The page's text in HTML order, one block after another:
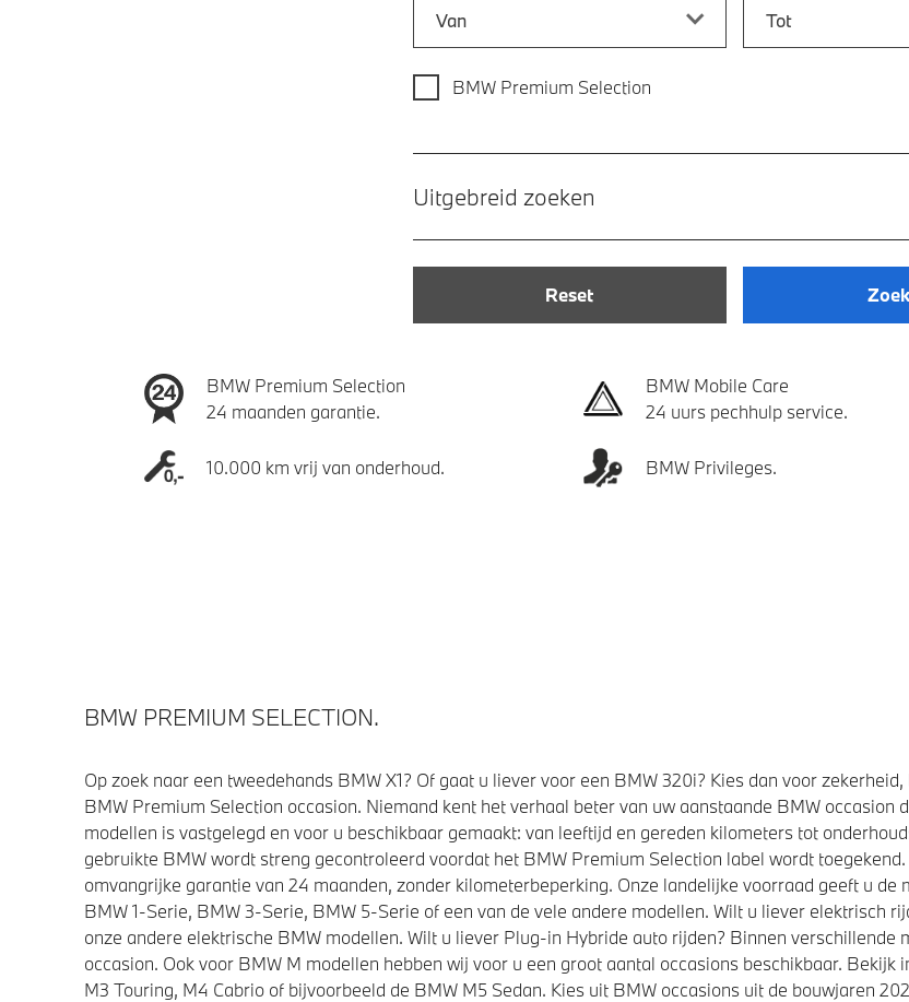
BMW Premium Selection
Uitgebreid zoeken
Reset
BMW Premium Selection
24 maanden garantie.
BMW Mobile Care
24 uurs pechhulp service.
10.000 km vrij van onderhoud. BMW Privileges.
BMW PREMIUM SELECTION.
Op zoek naar een tweedehands BMW X1? Of gaat u liever voor een BMW 320i? Kies dan voor
BMW Premium Selection occasion. Niemand kent het verhaal beter van uw aanstaande BMW occasion
modellen is vastgelegd en voor u beschikbaar gemaakt: van leeftijd en gereden kilometers tot
gebruikte BMW wordt streng gecontroleerd voordat het BMW Premium Selection label wordt
omvangrijke garantie van 24 maanden, zonder kilometerbeperking. Onze landelijke voorraad geeft u
BMW 1-Serie, BMW 3-Serie, BMW 5-Serie of een van de vele andere modellen. Wilt u liever elektrisch
onze andere elektrische BMW modellen. Wilt u liever Plug-in Hybride auto rijden? Binnen
occasion. Ook voor BMW M modellen hebben wij voor u een groot aantal occasions beschikbaar. Bekijk
M3 Touring, M4 Cabrio of bijvoorbeeld de BMW M5 Sedan. Kies uit BMW occasions uit de bouwjaren